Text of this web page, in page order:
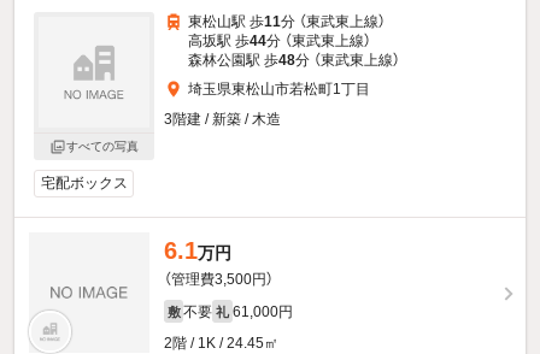
すべての写真
東松山駅 歩11分 （東武東上線）
高坂駅 歩44分 （東武東上線）
森林公園駅 歩48分 （東武東上線）
埼玉県東松山市若松町1丁目
3階建 / 新築 / 木造
宅配ボックス
6.1万円
（管理費3,500円）
敷 不要 礼 61,000円
2階 / 1K / 24.45㎡